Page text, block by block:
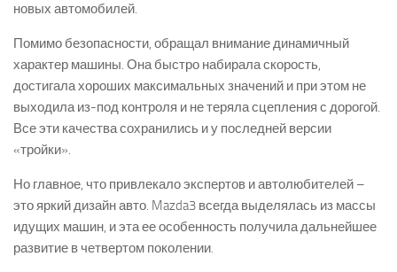
новых автомобилей.
Помимо безопасности, обращал внимание динамичный
характер машины. Она быстро набирала скорость,
достигала хороших максимальных значений и при этом не
выходила из-под контроля и не теряла сцепления с дорогой.
Все эти качества сохранились и у последней версии
«тройки».
Но главное, что привлекало экспертов и автолюбителей –
это яркий дизайн авто. Mazda3 всегда выделялась из массы
идущих машин, и эта ее особенность получила дальнейшее
развитие в четвертом поколении.